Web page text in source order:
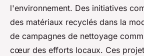
l'environnement. Des initiatives
des matériaux recyclés dans la
de campagnes de nettoyage
cœur des efforts locaux. Ces